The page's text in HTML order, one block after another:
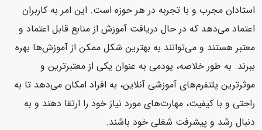
استادان مجرب و با تجربه در هر حوزه است. این امر به کاربران
اعتماد می‌دهد که در حال دریافت آموزش از منابع قابل اعتماد و
معتبر هستند و می‌توانند به بهترین شکل ممکن از آموزش‌ها بهره
ببرند. به طور خلاصه، یودمی به عنوان یکی از معتبرترین و
موثرترین پلتفرم‌های آموزشی آنلاین، به افراد امکان می‌دهد تا به
راحتی و با کیفیت، مهارت‌های مورد نیاز خود را ارتقا دهند و به
دنبال رشد و پیشرفت شغلی خود باشند.